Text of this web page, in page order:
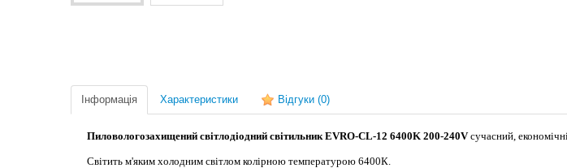
Інформація Характеристики Відгуки (0)
Пиловологозахищений світлодіодний світильник EVRO-CL-12 6400K 200-240Vсучасний,
Світить м'яким холодним світлом колірною температурою 6400К.